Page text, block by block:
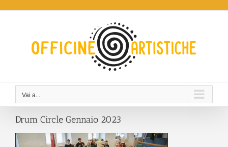
Vai a...
Drum Circle Gennaio 2023